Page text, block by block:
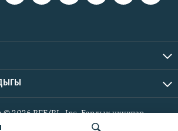
2026 RFE/RL, Inc. Бардык укуктар